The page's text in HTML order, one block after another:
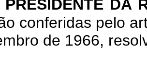
DA
conferidas pelo
de 1966,